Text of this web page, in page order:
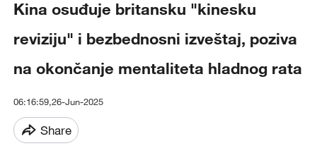
Kina osuđuje britansku "kinesku
reviziju" i bezbednosni izveštaj, poziva
na okončanje mentaliteta hladnog rata
06:16:59,26-Jun-2025
Share